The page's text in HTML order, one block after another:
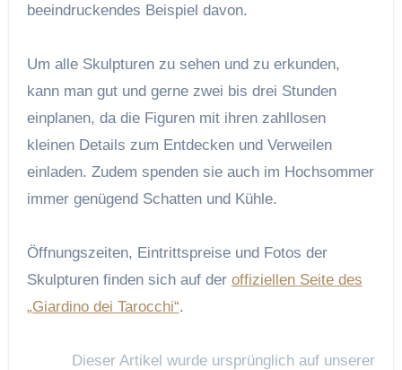
beeindruckendes Beispiel davon.
Um alle Skulpturen zu sehen und zu erkunden,
kann man gut und gerne zwei bis drei Stunden
einplanen, da die Figuren mit ihren zahllosen
kleinen Details zum Entdecken und Verweilen
einladen. Zudem spenden sie auch im Hochsommer
immer genügend Schatten und Kühle.
Öffnungszeiten, Eintrittspreise und Fotos der
Skulpturen finden sich auf der offiziellen Seite des
„Giardino dei Tarocchi“.
Dieser Artikel wurde ursprünglich auf unserer